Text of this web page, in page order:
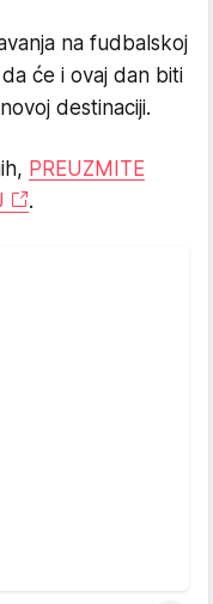
na fudbalskoj
će i ovaj dan biti
destinaciji.
PREUZMITE
.